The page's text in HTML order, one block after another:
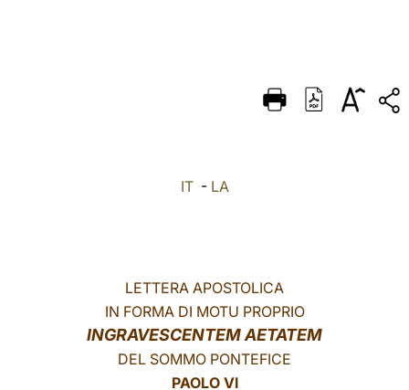
DEUTSCH
IT- LA
LETTERA APOSTOLICA
IN FORMA DI MOTU PROPRIO
INGRAVESCENTEM AETATEM
DEL SOMMO PONTEFICE
PAOLO VI